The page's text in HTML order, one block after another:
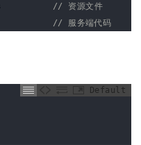
// 资源文件
// 服务端代码
Default